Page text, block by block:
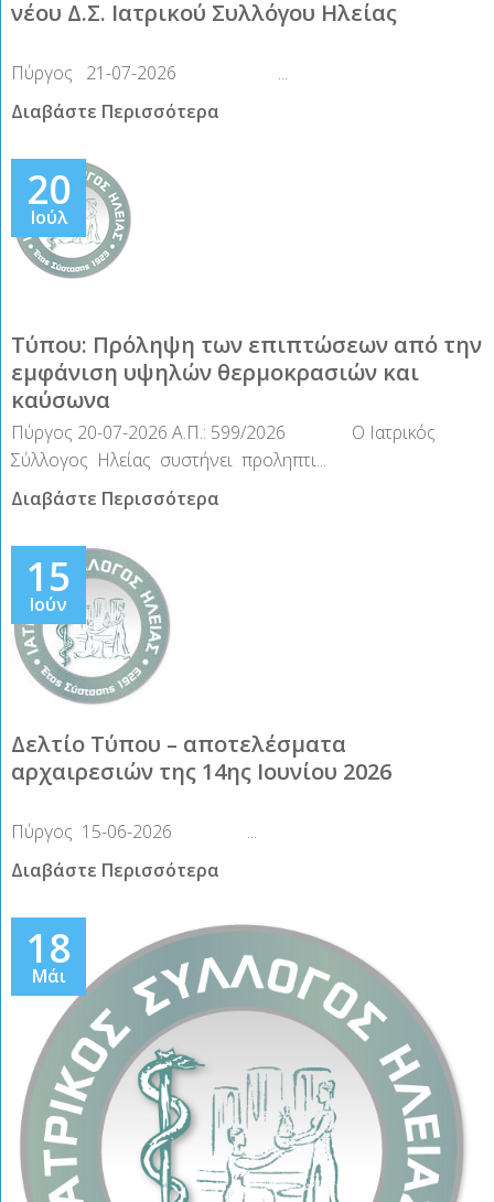
νέου Δ.Σ. Ιατρικού Συλλόγου Ηλείας
Πύργος 21-07-2026 ...
Διαβάστε Περισσότερα
20
Ιούλ
Τύπου: Πρόληψη των επιπτώσεων από την
εμφάνιση υψηλών θερμοκρασιών και
καύσωνα
Πύργος 20-07-2026 Α.Π.: 599/2026 Ο Ιατρικός
Σύλλογος Ηλείας συστήνει προληπτι...
Διαβάστε Περισσότερα
15
Ιούν
Δελτίο Τύπου – αποτελέσματα
αρχαιρεσιών της 14ης Ιουνίου 2026
Πύργος 15-06-2026 ...
Διαβάστε Περισσότερα
18
Μάι